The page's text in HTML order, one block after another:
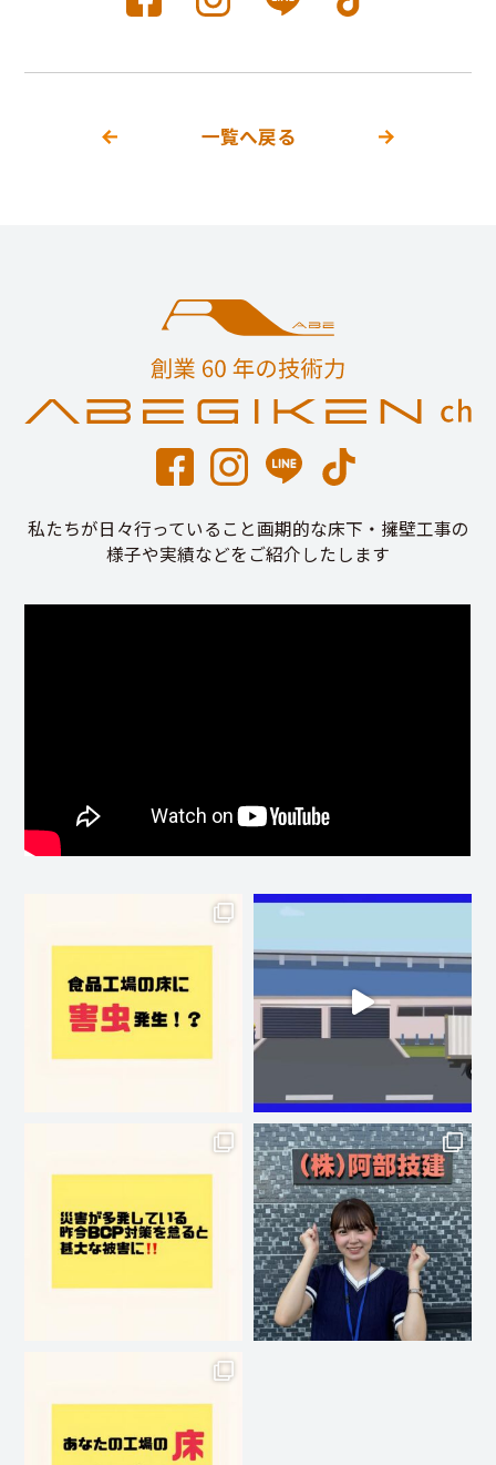
一覧へ戻る
私たちが日々行っていること画期的な床下・擁壁工事の
様子や実績などをご紹介したします